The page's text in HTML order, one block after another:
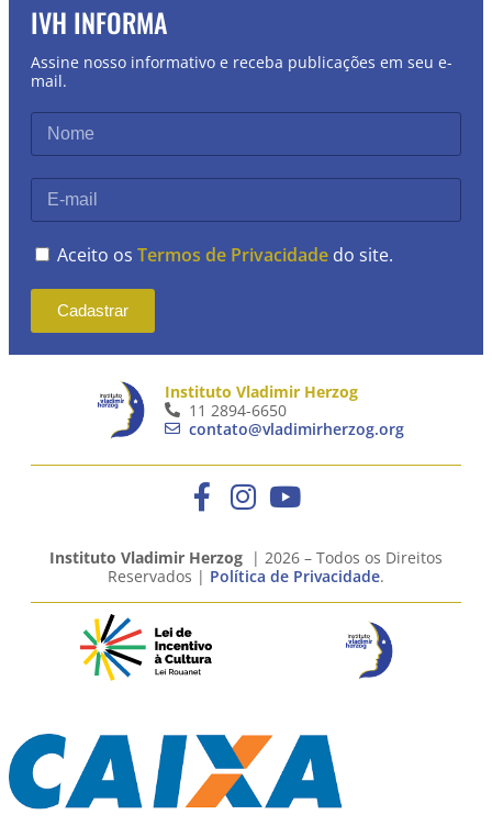
IVH INFORMA
Assine nosso informativo e receba publicações em seu e-
mail.
Aceito os Termos de Privacidade do site.
Cadastrar
Instituto Vladimir Herzog
11 2894-6650
contato@vladimirherzog.org
Instituto Vladimir Herzog | 2026 – Todos os Direitos
Reservados | Política de Privacidade.